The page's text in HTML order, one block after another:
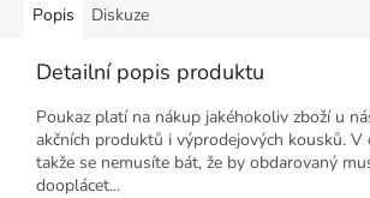
Popis Diskuze
Detailní popis produktu
Poukaz platí na nákup jakéhokoliv zboží u
akčních produktů i výprodejových kousků. V
takže se nemusíte bát, že by obdarovaný
dooplácet...